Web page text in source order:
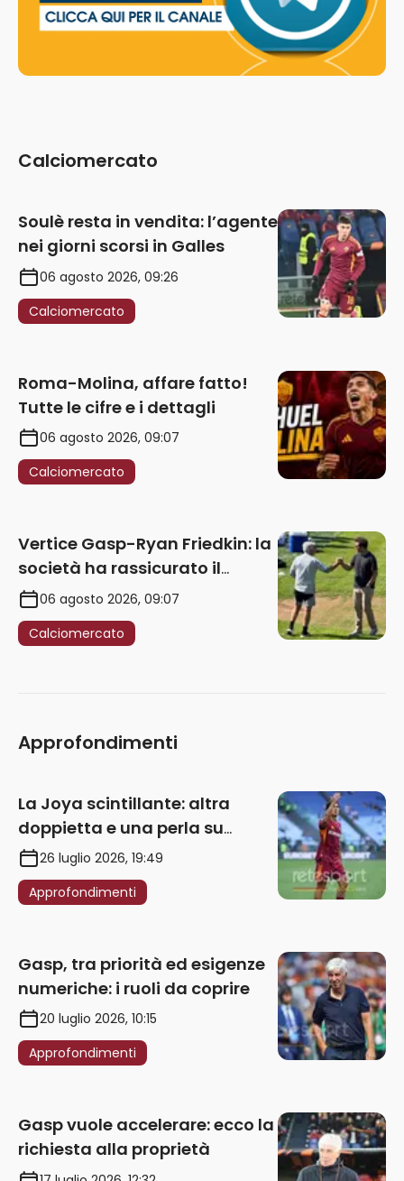
Calciomercato
Soulè resta in vendita: l’agente
nei giorni scorsi in Galles
06 agosto 2026, 09:26
Calciomercato
Roma-Molina, affare fatto!
Tutte le cifre e i dettagli
06 agosto 2026, 09:07
Calciomercato
Vertice Gasp-Ryan Friedkin: la
società ha rassicurato il
tecnico sui prossimi acquisti.
Le ultime
06 agosto 2026, 09:07
Calciomercato
Approfondimenti
La Joya scintillante: altra
doppietta e una perla su
punizione – VIDEO
26 luglio 2026, 19:49
Approfondimenti
Gasp, tra priorità ed esigenze
numeriche: i ruoli da coprire
20 luglio 2026, 10:15
Approfondimenti
Gasp vuole accelerare: ecco la
richiesta alla proprietà